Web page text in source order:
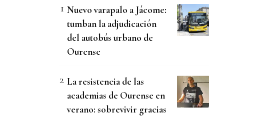
Nuevo varapalo a Jácome:
tumban la adjudicación
del autobús urbano de
Ourense
La resistencia de las
academias de Ourense en
verano: sobrevivir gracias